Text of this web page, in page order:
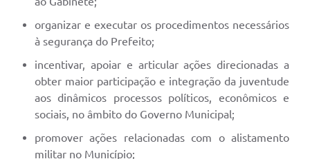
organizar e executar os procedimentos necessários
à segurança do Prefeito;
incentivar, apoiar e articular ações direcionadas a
obter maior participação e integração da juventude
aos dinâmicos processos políticos, econômicos e
sociais, no âmbito do Governo Municipal;
promover ações relacionadas com o alistamento
militar no Município;